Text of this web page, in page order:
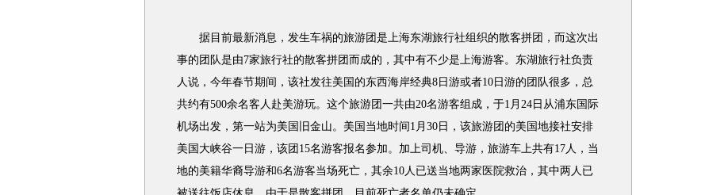
据目前最新消息，发生车祸的旅游团是上海东湖旅行社组织的散客拼团，而这次出
事的团队是由7家旅行社的散客拼团而成的，其中有不少是上海游客。东湖旅行社负责
人说，今年春节期间，该社发往美国的东西海岸经典8日游或者10日游的团队很多，总
共约有500余名客人赴美游玩。这个旅游团一共由20名游客组成，于1月24日从浦东国际
机场出发，第一站为美国旧金山。美国当地时间1月30日，该旅游团的美国地接社安排
美国大峡谷一日游，该团15名游客报名参加。加上司机、导游，旅游车上共有17人，当
地的美籍华裔导游和6名游客当场死亡，其余10人已送当地两家医院救治，其中两人已